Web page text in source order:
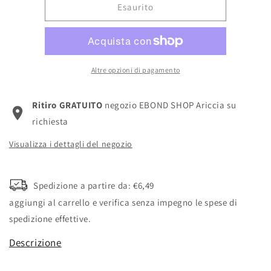
Esaurito
Altre opzioni di pagamento
Ritiro GRATUITO negozio EBOND SHOP Ariccia su
richiesta
Visualizza i dettagli del negozio
Spedizione a partire da: €6,49
aggiungi al carrello e verifica senza impegno le spese di
spedizione effettive.
Descrizione